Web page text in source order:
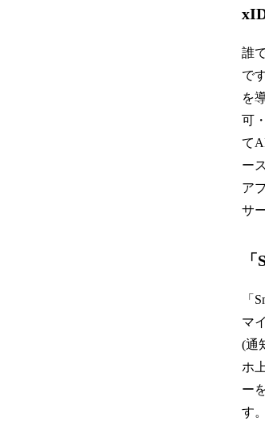
誰
で
を
可
て
ー
ア
サ
「
マ
(通
ホ
ー
す。